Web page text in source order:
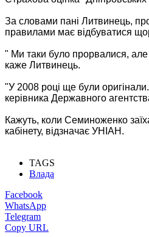
За словами пані Литвинець,
правилами має відбуватися
" Ми таки було прорвалися, але
каже Литвинець.
"У 2008 році ще були
керівника Державного
Кажуть, коли Семиноженко
кабінету, відзначає УНІАН.
TAGS
Влада
Facebook
WhatsApp
Telegram
Copy URL